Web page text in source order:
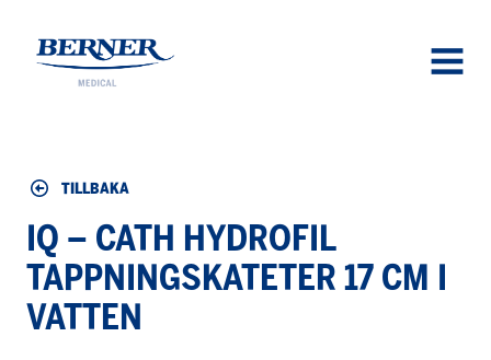
TILLBAKA
IQ – CATH HYDROFIL
TAPPNINGSKATETER 17 CM I
VATTEN